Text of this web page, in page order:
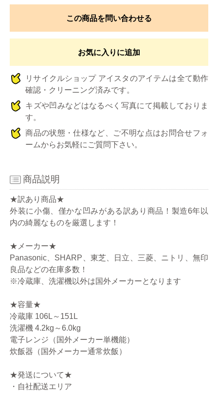
この商品を問い合わせる
お気に入りに追加
リサイクルショップ アイスタのアイテムは全て動作
確認・クリーニング済みです。
キズや凹みなどはなるべく写真にて掲載しておりま
す。
商品の状態・仕様など、ご不明な点はお問合せフォ
ームからお気軽にご質問下さい。
商品説明
★訳あり商品★
外装に小傷、僅かな凹みがある訳あり商品！製造6年以
内の綺麗なものを厳選します！
★メーカー★
Panasonic、SHARP、東芝、日立、三菱、ニトリ、無印
良品などの在庫多数！
※冷蔵庫、洗濯機以外は国外メーカーとなります
★容量★
冷蔵庫 106L～151L
洗濯機 4.2kg～6.0kg
電子レンジ（国外メーカー単機能）
炊飯器（国外メーカー通常炊飯）
★発送について★
・自社配送エリア